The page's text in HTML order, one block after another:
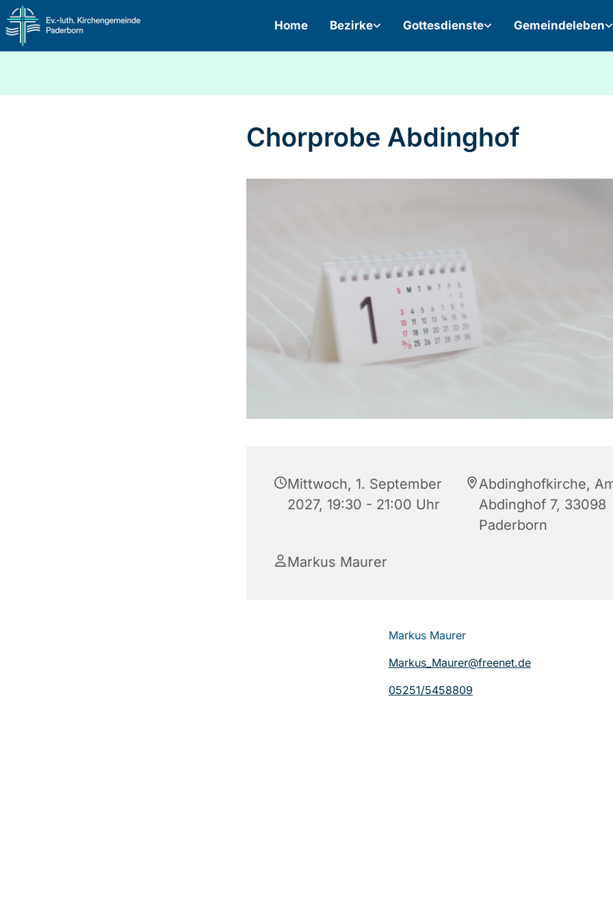
Home Bezirke Gottesdienste Gemeindeleben
Chorprobe Abdinghof
Mittwoch, 1. September
2027, 19:30 - 21:00 Uhr
Abdinghofkirche,
Abdinghof 7, 33098
Paderborn
Markus Maurer
Markus Maurer
Markus_Maurer@freenet.de
05251/5458809